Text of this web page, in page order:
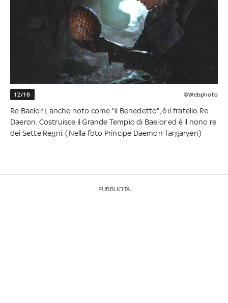
12/18 ©Webphoto
Re Baelor I, anche noto come "il Benedetto", è il fratello Re
Daeron. Costruisce il Grande Tempio di Baelor ed è il nono re
dei Sette Regni. (Nella foto Principe Daemon Targaryen)
PUBBLICITÀ